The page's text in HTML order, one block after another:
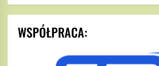
WSPÓŁPRACA: